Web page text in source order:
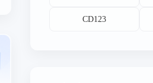
CD123